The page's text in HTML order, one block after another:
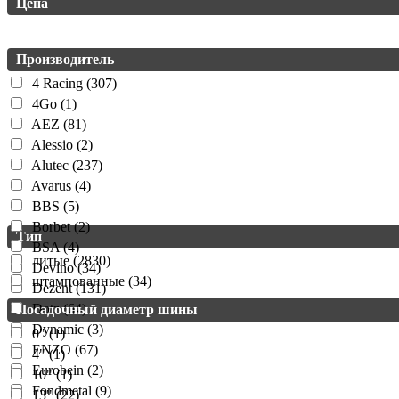
Производитель
4 Racing (307)
4Go (1)
AEZ (81)
Alessio (2)
Alutec (237)
Avarus (4)
BBS (5)
Borbet (2)
BSA (4)
Devino (34)
Dezent (131)
Dotz (64)
Dynamic (3)
ENZO (67)
Eurobein (2)
Fondmetal (9)
Тип
литые (2830)
штампованные (34)
Посадочный диаметр шины
0" (1)
4" (1)
10" (1)
13" (22)